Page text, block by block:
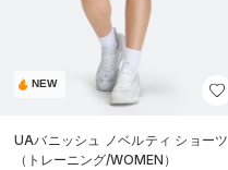
NEW
UAバニッシュ ノベルティ ショーツ
（トレーニング/WOMEN）